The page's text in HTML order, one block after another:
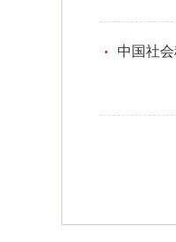
中国社